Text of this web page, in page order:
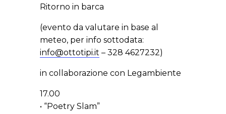
Ritorno in barca
(evento da valutare in base al
meteo, per info sottodata:
info@ottotipi.it – 328 4627232)
in collaborazione con Legambiente
17.00
• “Poetry Slam”